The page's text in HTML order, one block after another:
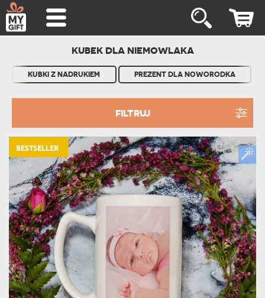
KUBEK DLA NIEMOWLAKA
KUBKI Z NADRUKIEM PREZENT DLA NOWORODKA
FILTRUJ
BESTSELLER